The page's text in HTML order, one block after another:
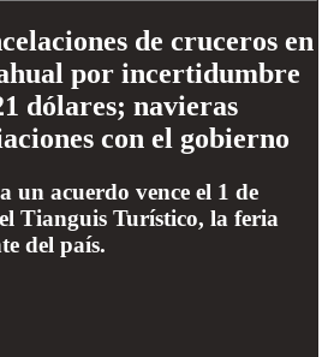
de cruceros en
por incertidumbre
dólares; navieras
con el gobierno
un acuerdo vence el 1 de
Tianguis Turístico, la feria
del país.